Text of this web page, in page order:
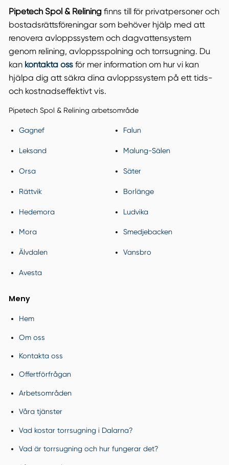
Pipetech Spol & Reliningfinns till för privatpersoner och
bostadsrättsföreningar som behöver hjälp med att
renovera avloppssystem och dagvattensystem
genom relining, avloppsspolning och torrsugning. Du
kan kontakta ossför mer information om hur vi kan
hjälpa dig att säkra dina avloppssystem på ett tids-
och kostnadseffektivt vis.
Pipetech Spol & Relining arbetsområde
Gagnef Falun
Leksand Malung-Sälen
Orsa Säter
Rättvik Borlänge
Hedemora Ludvika
Mora Smedjebacken
Älvdalen Vansbro
Avesta
Meny
Hem
Om oss
Kontakta oss
Offertförfrågan
Arbetsområden
Våra tjänster
Vad kostar torrsugning i Dalarna?
Vad är torrsugning och hur fungerar det?